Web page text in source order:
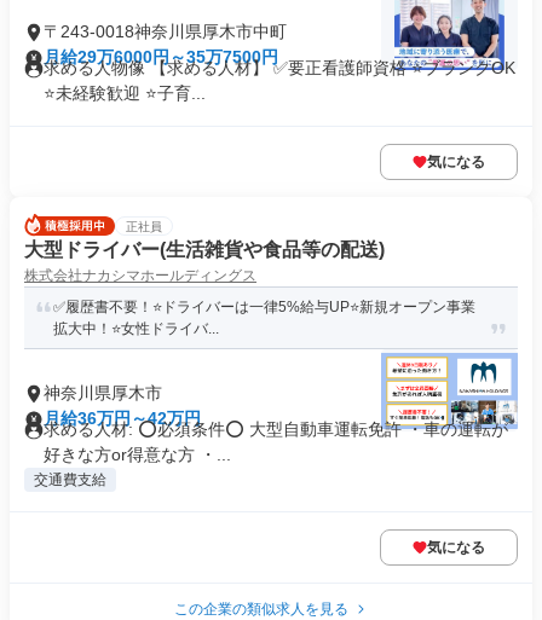
〒243-0018神奈川県厚木市中町
月給29万6000円～35万7500円
求める人物像 【求める人材】 ✅要正看護師資格 ⭐ブランクOK
⭐未経験歓迎 ⭐子育...
気になる
正社員
大型ドライバー(生活雑貨や食品等の配送)
株式会社ナカシマホールディングス
✅履歴書不要！⭐️ドライバーは一律5%給与UP⭐️新規オープン事業
拡大中！⭐️女性ドライバ...
神奈川県厚木市
月給36万円～42万円
求める人材: ⭕必須条件⭕ 大型自動車運転免許 ・車の運転が
好きな方or得意な方 ・...
交通費支給
気になる
この企業の類似求人を見る